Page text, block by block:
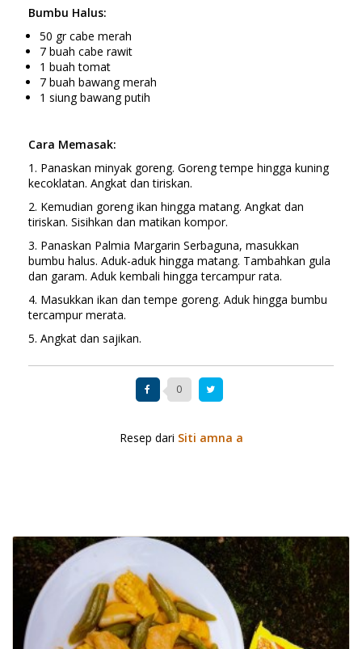
Bumbu Halus:
50 gr cabe merah
7 buah cabe rawit
1 buah tomat
7 buah bawang merah
1 siung bawang putih
Cara Memasak:
1. Panaskan minyak goreng. Goreng tempe hingga kuning
kecoklatan. Angkat dan tiriskan.
2. Kemudian goreng ikan hingga matang. Angkat dan
tiriskan. Sisihkan dan matikan kompor.
3. Panaskan Palmia Margarin Serbaguna, masukkan
bumbu halus. Aduk-aduk hingga matang. Tambahkan gula
dan garam. Aduk kembali hingga tercampur rata.
4. Masukkan ikan dan tempe goreng. Aduk hingga bumbu
tercampur merata.
5. Angkat dan sajikan.
0
Resep dari Siti amna a